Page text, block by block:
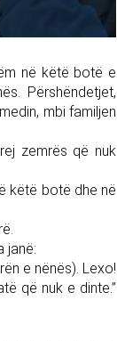
në këtë botë e
Përshëndetjet,
mbi familjen
zemrës që nuk
këtë botë dhe në
janë:
e nënës). Lexo!
që nuk e dinte.”